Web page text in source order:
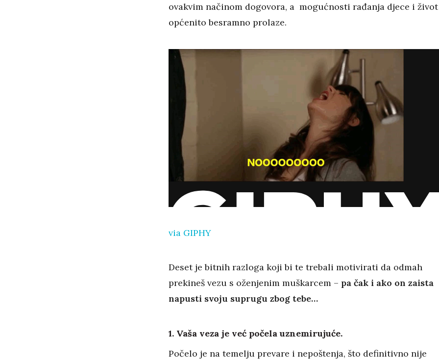
ovakvim načinom dogovora, a mogućnosti rađanja djece i život
općenito besramno prolaze.
via GIPHY
Deset je bitnih razloga koji bi te trebali motivirati da odmah
prekineš vezu s oženjenim muškarcem – pa čak i ako on zaista
napusti svoju suprugu zbog tebe…
1. Vaša veza je već počela uznemirujuće.
Počelo je na temelju prevare i nepoštenja, što definitivno nije